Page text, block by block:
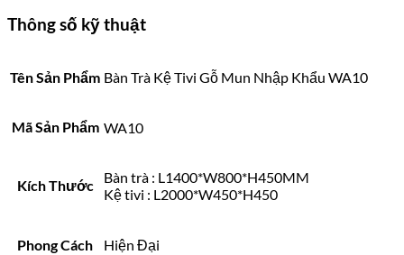
Thông số kỹ thuật
Tên Sản Phẩm Bàn Trà Kệ Tivi Gỗ Mun Nhập Khẩu WA10
Mã Sản Phẩm WA10
Kích Thước
Bàn trà : L1400*W800*H450MM
Kệ tivi : L2000*W450*H450
Phong Cách Hiện Đại